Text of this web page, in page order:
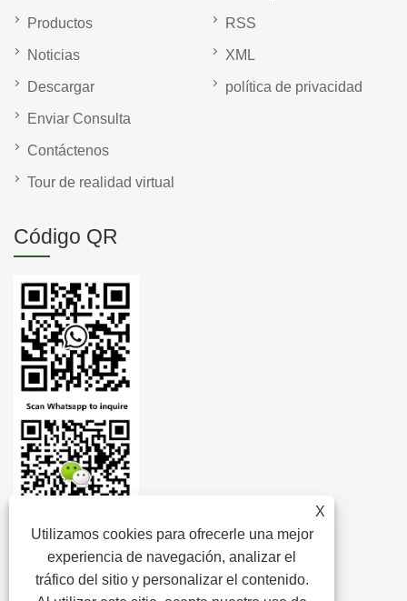
X
Utilizamos cookies para ofrecerle una mejor
experiencia de navegación, analizar el
tráfico del sitio y personalizar el contenido.
Productos
Noticias
Descargar
Enviar Consulta
Contáctenos
Tour de realidad virtual
RSS
XML
política de privacidad
Código QR